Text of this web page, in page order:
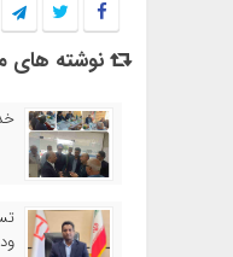
نوشته های